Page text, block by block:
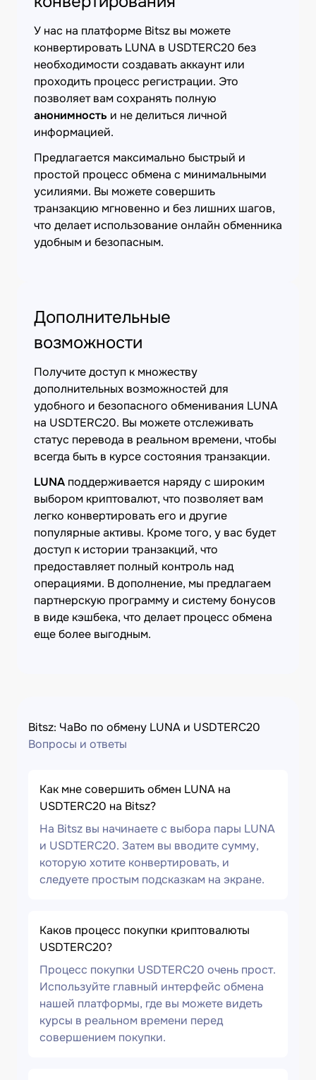
У нас на платформе Bitsz вы можете
конвертировать LUNA в USDTERC20 без
необходимости создавать аккаунт или
проходить процесс регистрации. Это
позволяет вам сохранять полную
анонимность и не делиться личной
информацией.
Предлагается максимально быстрый и
простой процесс обмена с минимальными
усилиями. Вы можете совершить
транзакцию мгновенно и без лишних шагов,
что делает использование онлайн обменника
удобным и безопасным.
Дополнительные
возможности
Получите доступ к множеству
дополнительных возможностей для
удобного и безопасного обменивания LUNA
на USDTERC20. Вы можете отслеживать
статус перевода в реальном времени, чтобы
всегда быть в курсе состояния транзакции.
LUNA поддерживается наряду с широким
выбором криптовалют, что позволяет вам
легко конвертировать его и другие
популярные активы. Кроме того, у вас будет
доступ к истории транзакций, что
предоставляет полный контроль над
операциями. В дополнение, мы предлагаем
партнерскую программу и систему бонусов
в виде кэшбека, что делает процесс обмена
еще более выгодным.
Bitsz: ЧаВо по обмену LUNA и USDTERC20
Вопросы и ответы
Как мне совершить обмен LUNA на
USDTERC20 на Bitsz?
На Bitsz вы начинаете с выбора пары LUNA
и USDTERC20. Затем вы вводите сумму,
которую хотите конвертировать, и
следуете простым подсказкам на экране.
Каков процесс покупки криптовалюты
USDTERC20?
Процесс покупки USDTERC20 очень прост.
Используйте главный интерфейс обмена
нашей платформы, где вы можете видеть
курсы в реальном времени перед
совершением покупки.